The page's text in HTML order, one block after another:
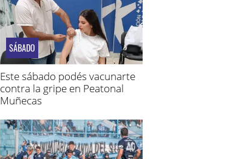
SÁBADO
Este sábado podés vacunarte
contra la gripe en Peatonal
Muñecas